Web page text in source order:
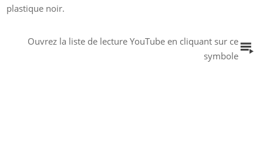
plastique noir.
Ouvrez la liste de lecture YouTube en cliquant sur ce
symbole